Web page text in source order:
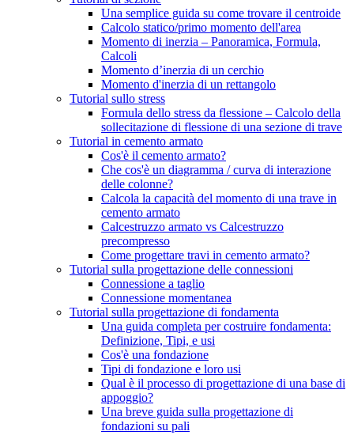
Una semplice guida su come trovare il centroide
Calcolo statico/primo momento dell'area
Momento di inerzia – Panoramica, Formula,
Calcoli
Momento d’inerzia di un cerchio
Momento d'inerzia di un rettangolo
Tutorial sullo stress
Formula dello stress da flessione – Calcolo della
sollecitazione di flessione di una sezione di trave
Tutorial in cemento armato
Cos'è il cemento armato?
Che cos'è un diagramma / curva di interazione
delle colonne?
Calcola la capacità del momento di una trave in
cemento armato
Calcestruzzo armato vs Calcestruzzo
precompresso
Come progettare travi in ​​cemento armato?
Tutorial sulla progettazione delle connessioni
Connessione a taglio
Connessione momentanea
Tutorial sulla progettazione di fondamenta
Una guida completa per costruire fondamenta:
Definizione, Tipi, e usi
Cos'è una fondazione
Tipi di fondazione e loro usi
Qual è il processo di progettazione di una base di
appoggio?
Una breve guida sulla progettazione di
fondazioni su pali